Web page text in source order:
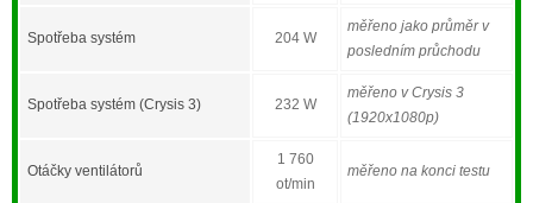
Spotřeba systém 204 W
měřeno jako průměr v
posledním průchodu
Spotřeba systém (Crysis 3) 232 W
měřeno v Crysis 3
(1920x1080p)
Otáčky ventilátorů
1 760
ot/min
měřeno na konci testu